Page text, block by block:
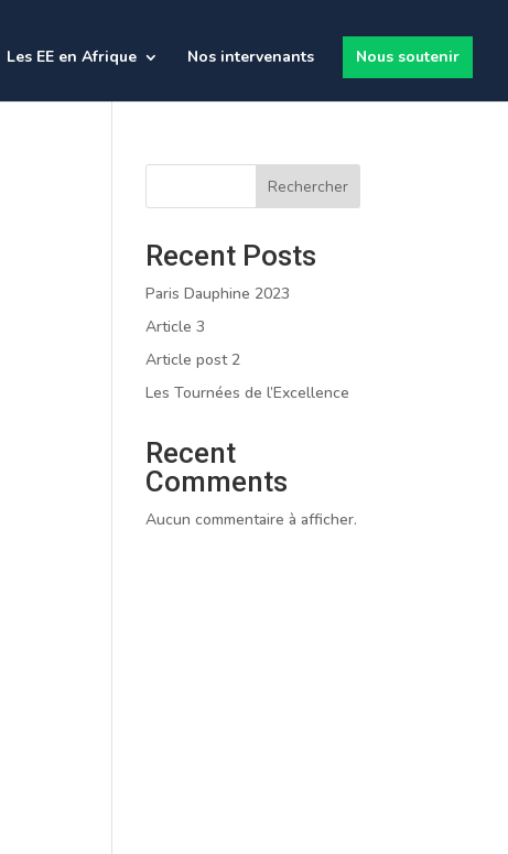
Les EE en Afrique Nos intervenants Nous soutenir
Rechercher
Recent Posts
Paris Dauphine 2023
Article 3
Article post 2
Les Tournées de l’Excellence
Recent
Comments
Aucun commentaire à afficher.